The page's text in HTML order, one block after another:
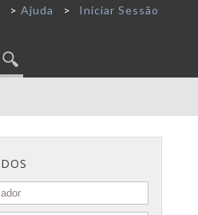
Ajuda Iniciar Sessão